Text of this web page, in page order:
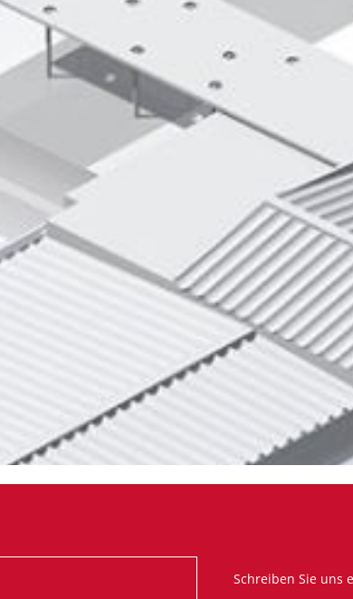
Schreiben Sie uns